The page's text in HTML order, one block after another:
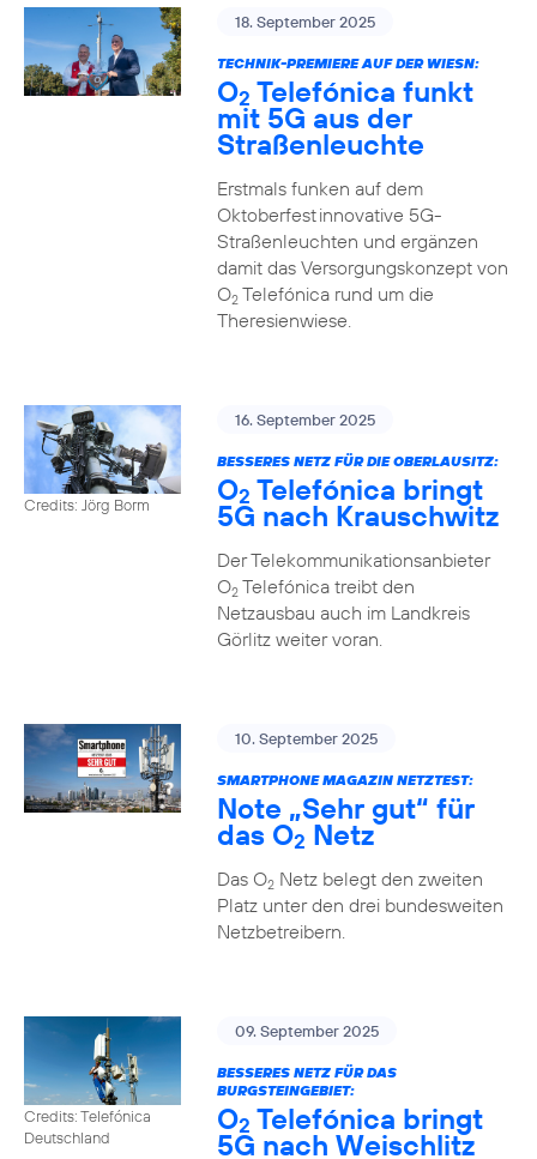
18. September 2025
TECHNIK-PREMIERE AUF DER WIESN:
O2 Telefónica funkt
mit 5G aus der
Straßenleuchte
Erstmals funken auf dem
Oktoberfest innovative 5G-
Straßenleuchten und ergänzen
damit das Versorgungskonzept von
O2Telefónica rund um die
Theresienwiese.
Credits: Jörg Borm
16. September 2025
BESSERES NETZ FÜR DIE OBERLAUSITZ:
O2 Telefónica bringt
5G nach Krauschwitz
Der Telekommunikationsanbieter
O2Telefónica treibt den
Netzausbau auch im Landkreis
Görlitz weiter voran.
10. September 2025
SMARTPHONE MAGAZIN NETZTEST:
Note „Sehr gut“ für
das O2 Netz
Das O2Netz belegt den zweiten
Platz unter den drei bundesweiten
Netzbetreibern.
Credits: Telefónica
Deutschland
09. September 2025
BESSERES NETZ FÜR DAS
BURGSTEINGEBIET:
O2 Telefónica bringt
5G nach Weischlitz